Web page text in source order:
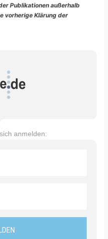
Publikationen außerhalb
vorherige Klärung der
anmelden: